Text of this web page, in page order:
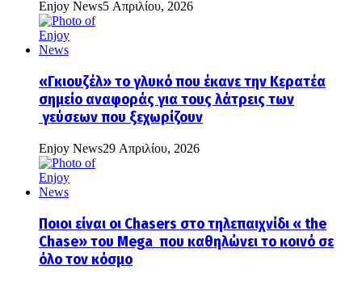
Enjoy News5 Απριλίου, 2026
«Γκιουζέλ» το γλυκό που έκανε την Κερατέα
σημείο αναφοράς για τους λάτρεις των
γεύσεων που ξεχωρίζουν
Enjoy News29 Απριλίου, 2026
Ποιοι είναι οι Chasers στο τηλεπαιχνίδι « the
Chase» του Mega που καθηλώνει το κοινό σε
όλο τον κόσμο